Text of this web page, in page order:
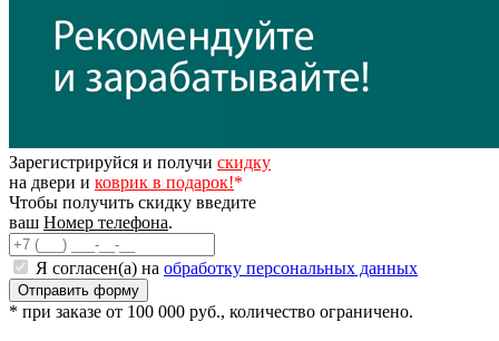
Зарегистрируйся и получи скидку
на двери и коврик в подарок!*
Чтобы получить скидку введите
ваш Номер телефона.
Я согласен(а) на обработку персональных данных
* при заказе от 100 000 руб., количество ограничено.